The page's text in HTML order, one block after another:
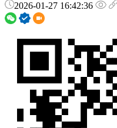
2026-01-27 16:42:36